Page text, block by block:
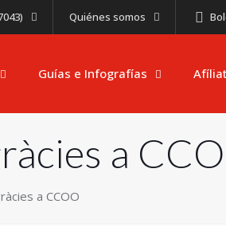
Quiénes somos
Guías e Infografías
a
a CCOO